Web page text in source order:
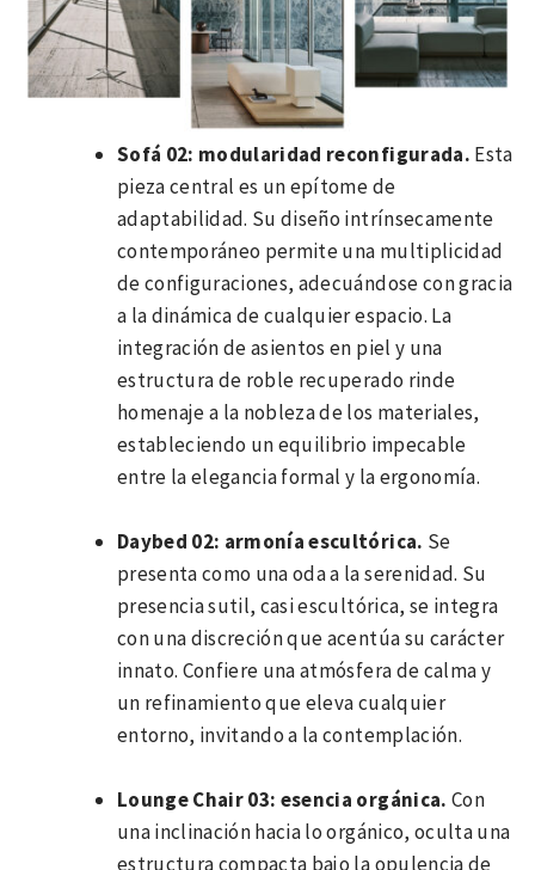
Sofá 02: modularidad reconfigurada. Esta
pieza central es un epítome de
adaptabilidad. Su diseño intrínsecamente
contemporáneo permite una multiplicidad
de configuraciones, adecuándose con gracia
a la dinámica de cualquier espacio. La
integración de asientos en piel y una
estructura de roble recuperado rinde
homenaje a la nobleza de los materiales,
estableciendo un equilibrio impecable
entre la elegancia formal y la ergonomía.
Daybed 02: armonía escultórica. Se
presenta como una oda a la serenidad. Su
presencia sutil, casi escultórica, se integra
con una discreción que acentúa su carácter
innato. Confiere una atmósfera de calma y
un refinamiento que eleva cualquier
entorno, invitando a la contemplación.
Lounge Chair 03: esencia orgánica. Con
una inclinación hacia lo orgánico, oculta una
estructura compacta bajo la opulencia de